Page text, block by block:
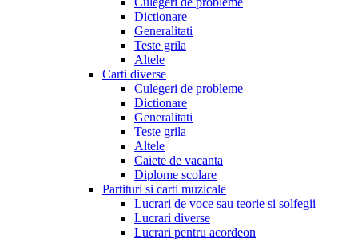
Dictionare
Generalitati
Teste grila
Altele
Carti diverse
Culegeri de probleme
Dictionare
Generalitati
Teste grila
Altele
Caiete de vacanta
Diplome scolare
Partituri si carti muzicale
Lucrari de voce sau teorie si solfegii
Lucrari diverse
Lucrari pentru acordeon